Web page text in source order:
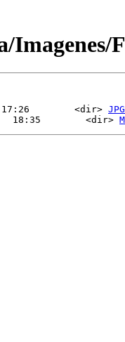
Imagenes/
17:26        <dir> JPG
18:35        <dir>